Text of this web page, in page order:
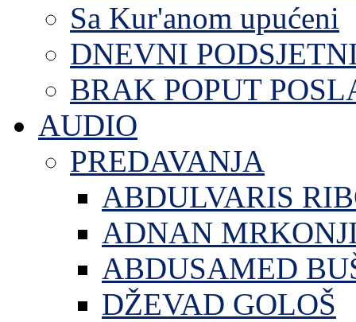
Sa Kur'anom upućeni
DNEVNI
BRAK POPUT
AUDIO
PREDAVANJA
ABDULVARIS
ADNAN
ABDUSAMED
DŽEVAD GOLOŠ